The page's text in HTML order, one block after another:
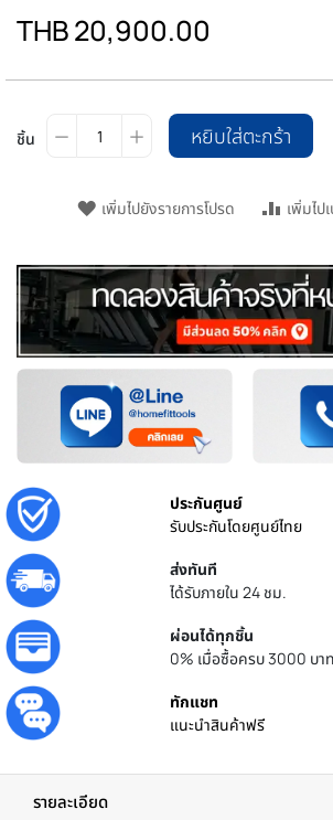
THB 20,900.00
ชิ้น หยิบใส่ตะกร้า
เพิ่มไปยังรายการโปรด เพิ่มไป
ประกันศูนย์
รับประกันโดยศูนย์ไทย
ส่งทันที
ได้รับภายใน 24 ชม.
ผ่อนได้ทุกชิ้น
0% เมื่อซื้อครบ 3000 บา
ทักแชท
แนะนำสินค้าฟรี
รายละเอียด